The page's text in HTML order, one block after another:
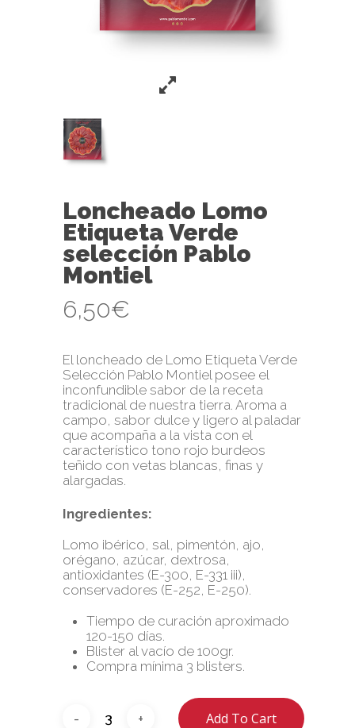
Loncheado Lomo
Etiqueta Verde
selección Pablo
Montiel
6,50€
El loncheado de Lomo Etiqueta Verde
Selección Pablo Montiel posee el
inconfundible sabor de la receta
tradicional de nuestra tierra. Aroma a
campo, sabor dulce y ligero al paladar
que acompaña a la vista con el
característico tono rojo burdeos
teñido con vetas blancas, finas y
alargadas.
Ingredientes:
Lomo ibérico, sal, pimentón, ajo,
orégano, azúcar, dextrosa,
antioxidantes (E-300, E-331 iii),
conservadores (E-252, E-250).
Tiempo de curación aproximado
120-150 días.
Blister al vacío de 100gr.
Compra mínima 3 blisters.
Add To Cart